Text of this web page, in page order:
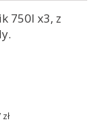
750l x3, z